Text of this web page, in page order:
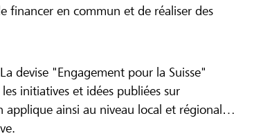
financer en commun et de réaliser des
devise "Engagement pour la Suisse"
initiatives et idées publiées sur
ainsi au niveau local et régional